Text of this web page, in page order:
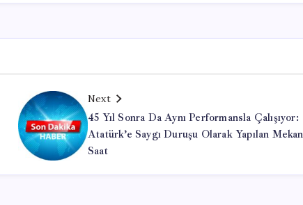
Next
45 Yıl Sonra Da Aynı Performansla Çalışıyor:
Atatürk’e Saygı Duruşu Olarak Yapılan
Saat